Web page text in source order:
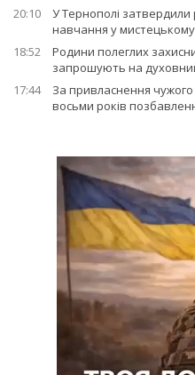
20:10
У Тернополі затвердили
навчання у мистецькому
18:52
Родини полеглих
запрошують на
17:44
За привласнення
восьми років